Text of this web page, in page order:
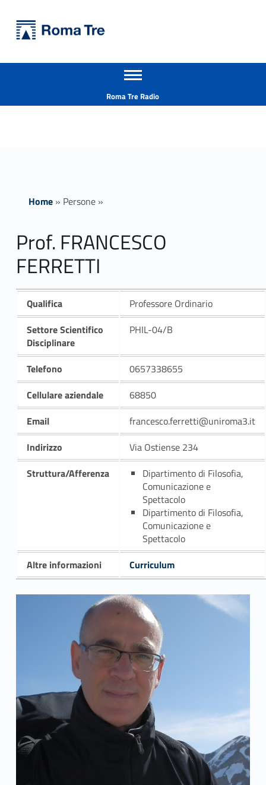
Prof. FRANCESCO FERRETTI - Università Roma Tre
Apri il menu secondario
Roma Tre Radio
Home» Persone»
Prof. FRANCESCO
FERRETTI
Qualifica
Professore Ordinario
Settore Scientifico
Disciplinare
PHIL-04/B
Telefono
0657338655
Cellulare aziendale
68850
Email
francesco.ferretti@uniroma3.it
Indirizzo
Via Ostiense 234
Struttura/Afferenza
Dipartimento di Filosofia,
Comunicazione e
Spettacolo
Dipartimento di Filosofia,
Comunicazione e
Spettacolo
Altre informazioni
Curriculum